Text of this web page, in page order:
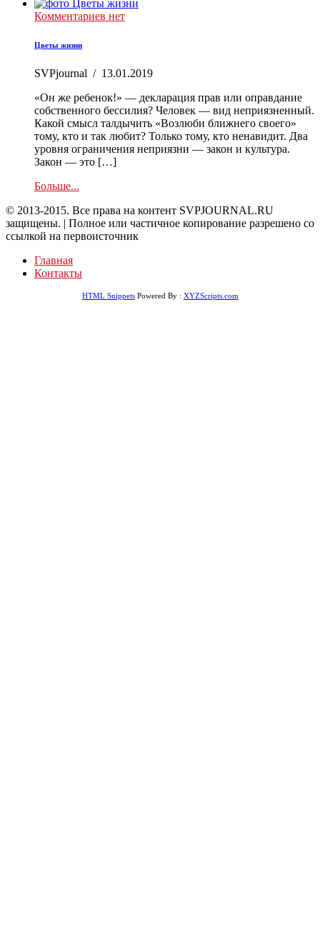
Комментариев нет
Цветы жизни
SVPjournal / 13.01.2019
«Он же ребенок!» — декларация прав или оправдание
собственного бессилия? Человек — вид неприязненный.
Какой смысл талдычить «Возлюби ближнего своего»
тому, кто и так любит? Только тому, кто ненавидит. Два
уровня ограничения неприязни — закон и культура.
Закон — это […]
Больше...
© 2013-2015. Все права на контент SVPJOURNAL.RU
защищены. | Полное или частичное копирование разрешено со
ссылкой на первоисточник
Главная
Контакты
HTML SnippetsPowered By : XYZScripts.com